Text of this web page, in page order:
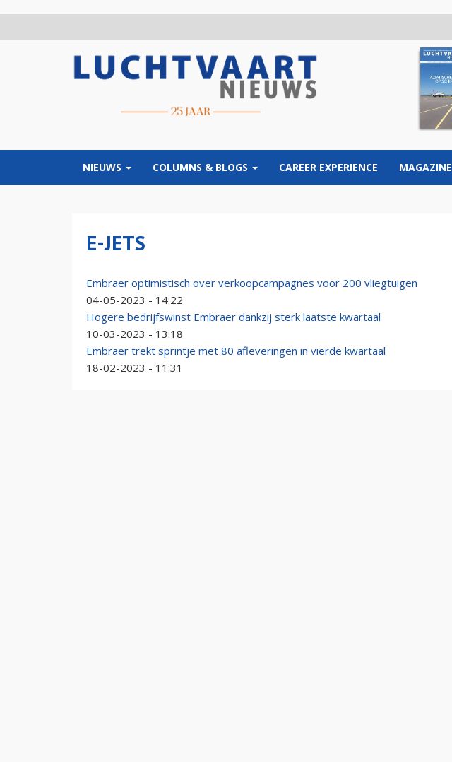
NIEUWS COLUMNS & BLOGS CAREER EXPERIENCE MAGAZINE
E-JETS
Embraer optimistisch over verkoopcampagnes voor 200 vliegtuigen
04-05-2023 - 14:22
Hogere bedrijfswinst Embraer dankzij sterk laatste kwartaal
10-03-2023 - 13:18
Embraer trekt sprintje met 80 afleveringen in vierde kwartaal
18-02-2023 - 11:31